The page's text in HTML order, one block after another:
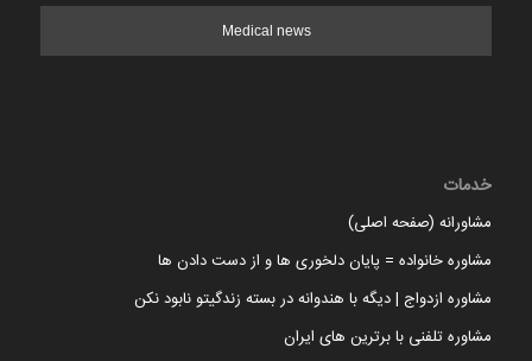
Medical news
خدمات
مشاورانه (صفحه اصلی)
مشاوره خانواده = پایان دلخوری ها و از دست دادن ها
مشاوره ازدواج | دیگه با هندوانه در بسته زندگیتو نابود نکن
مشاوره تلفنی با برترین های ایران